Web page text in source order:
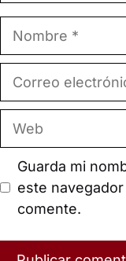
Correo
Guarda mi
este
comente.